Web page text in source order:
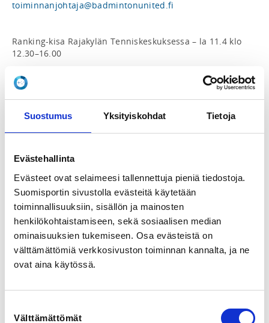
Suostumus Yksityiskohdat Tietoja
Evästehallinta
Evästeet ovat selaimeesi tallennettuja pieniä tiedostoja.
Suomisportin sivustolla evästeitä käytetään
toiminnallisuuksiin, sisällön ja mainosten
henkilökohtaistamiseen, sekä sosiaalisen median
ominaisuuksien tukemiseen. Osa evästeistä on
välttämättömiä verkkosivuston toiminnan kannalta, ja ne
ovat aina käytössä.
valinta
Välttämättömät
toiminnanjohtaja@badmintonunited.fi
Ranking-kisa Rajakylän Tenniskeskuksessa – la 11.4 klo
12.30–16.00
Tämä on ilmoittautumissivu nelinpeliin
Kyseessä on seuran aikuisille suunnattu maksuton
tapahtuma, ja kaikki seuran jäsenet ovat tervetulleita.
perusosaamista.
Tutustu ennen kisaa Ranking-kisan sääntöihin ja
pelisysteemiin:
https://www.badmintonunited.fi/tapahtumat/seuraran
king/
Muistathan tarkistaa nykyisen sijoituksesi, sillä
tarvitset sitä ilmoittautumisessa.
12.30–12.45 Ilmoittautuminen
13.00–16.00 Pelit (8 kenttää, paikkoja 40)